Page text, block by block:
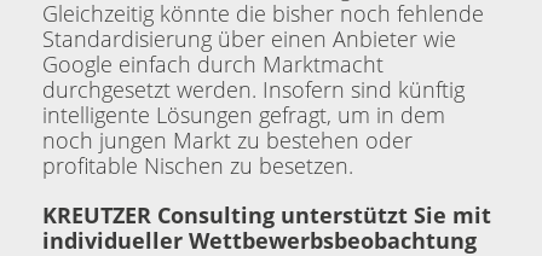
Gleichzeitig könnte die bisher noch fehlende
Standardisierung über einen Anbieter wie
Google einfach durch Marktmacht
durchgesetzt werden. Insofern sind künftig
intelligente Lösungen gefragt, um in dem
noch jungen Markt zu bestehen oder
profitable Nischen zu besetzen.
KREUTZER Consulting unterstützt Sie mit
individueller Wettbewerbsbeobachtung